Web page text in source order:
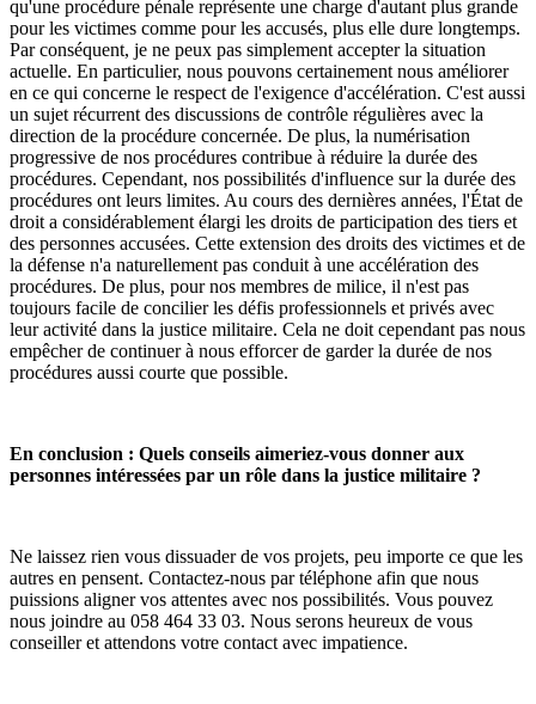
qu'une procédure pénale représente une charge d'autant plus grande
pour les victimes comme pour les accusés, plus elle dure longtemps.
Par conséquent, je ne peux pas simplement accepter la situation
actuelle. En particulier, nous pouvons certainement nous améliorer
en ce qui concerne le respect de l'exigence d'accélération. C'est aussi
un sujet récurrent des discussions de contrôle régulières avec la
direction de la procédure concernée. De plus, la numérisation
progressive de nos procédures contribue à réduire la durée des
procédures. Cependant, nos possibilités d'influence sur la durée des
procédures ont leurs limites. Au cours des dernières années, l'État de
droit a considérablement élargi les droits de participation des tiers et
des personnes accusées. Cette extension des droits des victimes et de
la défense n'a naturellement pas conduit à une accélération des
procédures. De plus, pour nos membres de milice, il n'est pas
toujours facile de concilier les défis professionnels et privés avec
leur activité dans la justice militaire. Cela ne doit cependant pas nous
empêcher de continuer à nous efforcer de garder la durée de nos
procédures aussi courte que possible.
En conclusion : Quels conseils aimeriez-vous donner aux
personnes intéressées par un rôle dans la justice militaire ?
Ne laissez rien vous dissuader de vos projets, peu importe ce que les
autres en pensent. Contactez-nous par téléphone afin que nous
puissions aligner vos attentes avec nos possibilités. Vous pouvez
nous joindre au 058 464 33 03. Nous serons heureux de vous
conseiller et attendons votre contact avec impatience.